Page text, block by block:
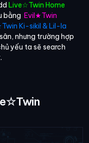
Live☆Twin Home
bằng Evil★Twin
Ki-sikil & Lil-la
nhưng trường hợp
yếu ta sẽ search